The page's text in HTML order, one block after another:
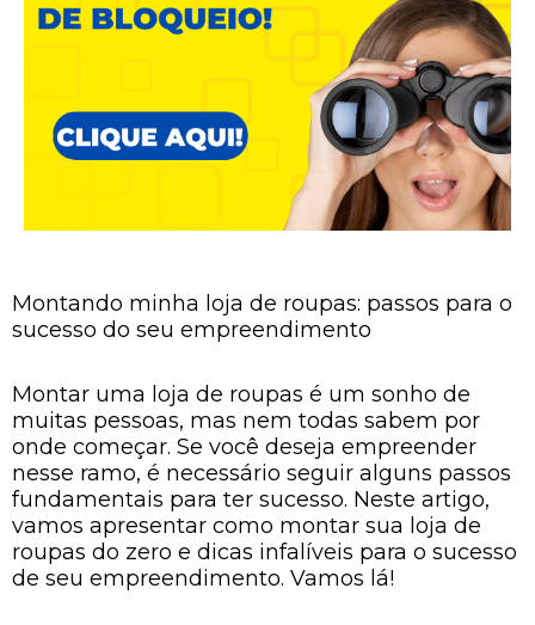
Montando minha loja de roupas: passos para o
sucesso do seu empreendimento
Montar uma loja de roupas é um sonho de
muitas pessoas, mas nem todas sabem por
onde começar. Se você deseja empreender
nesse ramo, é necessário seguir alguns passos
fundamentais para ter sucesso. Neste artigo,
vamos apresentar como montar sua loja de
roupas do zero e dicas infalíveis para o sucesso
de seu empreendimento. Vamos lá!